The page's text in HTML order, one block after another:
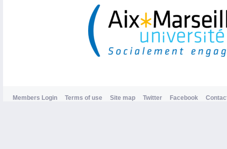
Members Login Terms of use Site map Twitter Facebook